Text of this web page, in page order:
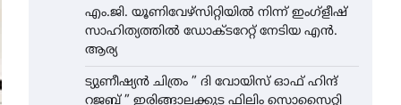
എം.ജി. യൂണിവേഴ്‌സിറ്റിയിൽ നിന്ന് ഇംഗ്ളീഷ്
സാഹിത്യത്തിൽ ഡോക്ടറേറ്റ് നേടിയ എൻ.
ആര്യ
ട്യുണീഷ്യൻ ചിത്രം ” ദി വോയിസ് ഓഫ് ഹിന്ദ്
റജബ് ” ഇരിങ്ങാലക്കുട ഫിലിം സൊസൈറ്റി